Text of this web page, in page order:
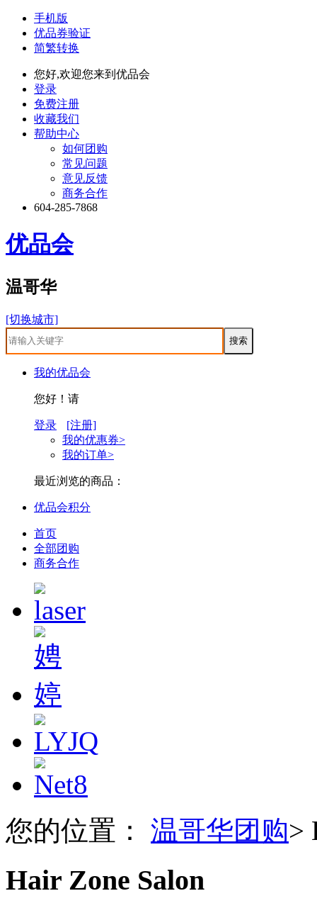
手机版
优品券验证
简繁转换
您好,欢迎您来到优品会
登录
免费注册
收藏我们
帮助中心
如何团购
常见问题
意见反馈
商务合作
604-285-7868
优品会
温哥华
[切换城市]
我的优品会
您好！请
登录
[注册]
我的优惠券>
我的订单>
最近浏览的商品：
优品会积分
首页
全部团购
商务合作
您的位置： 温哥华团购>
Hair Zone Salon